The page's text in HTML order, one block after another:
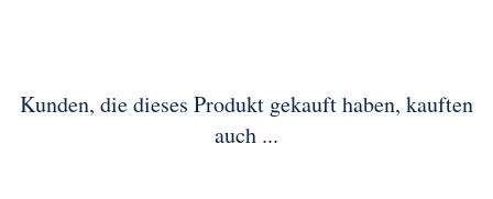
Kunden, die dieses Produkt gekauft haben, kauften
auch ...